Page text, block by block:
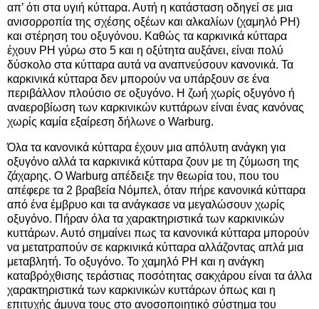
απ’ ότι στα υγιή κύτταρα. Αυτή η κατάσταση οδηγεί σε μια
ανισορροπία της σχέσης οξέων και αλκαλίων (χαμηλό PH)
και στέρηση του οξυγόνου. Καθώς τα καρκινικά κύτταρα
έχουν PH γύρω στο 5 και η οξύτητα αυξάνει, είναι πολύ
δύσκολο στα κύτταρα αυτά να αναπνεύσουν κανονικά. Τα
καρκινικά κύτταρα δεν μπορούν να υπάρξουν σε ένα
περιβάλλον πλούσιο σε οξυγόνο. Η ζωή χωρίς οξυγόνο ή
αναεροβίωση των καρκινικών κυττάρων είναι ένας κανόνας
χωρίς καμία εξαίρεση δήλωνε ο Warburg.
Όλα τα κανονικά κύτταρα έχουν μια απόλυτη ανάγκη για
οξυγόνο αλλά τα καρκινικά κύτταρα ζουν με τη ζύμωση της
ζάχαρης. Ο Warburg απέδειξε την θεωρία του, που του
απέφερε τα 2 βραβεία Νόμπελ, όταν πήρε κανονικά κύτταρα
από ένα έμβρυο και τα ανάγκασε να μεγαλώσουν χωρίς
οξυγόνο. Πήραν όλα τα χαρακτηριστικά των καρκινικών
κυττάρων. Αυτό σημαίνει πως τα κανονικά κύτταρα μπορούν
να μετατραπούν σε καρκινικά κύτταρα αλλάζοντας απλά μια
μεταβλητή. Το οξυγόνο. Το χαμηλό PH και η ανάγκη
καταβρόχθισης τεράστιας ποσότητας σακχάρου είναι τα άλλα
χαρακτηριστικά των καρκινικών κυττάρων όπως και η
επιτυχής άμυνα τους στο ανοσοποιητικό σύστημα του